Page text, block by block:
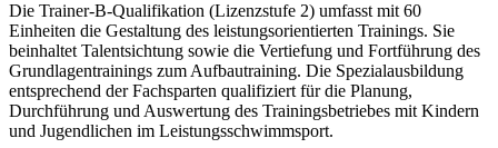
Die Trainer-B-Qualifikation (Lizenzstufe 2) umfasst mit 60
Einheiten die Gestaltung des leistungsorientierten Trainings. Sie
beinhaltet Talentsichtung sowie die Vertiefung und Fortführung des
Grundlagentrainings zum Aufbautraining. Die Spezialausbildung
entsprechend der Fachsparten qualifiziert für die Planung,
Durchführung und Auswertung des Trainingsbetriebes mit Kindern
und Jugendlichen im Leistungsschwimmsport.